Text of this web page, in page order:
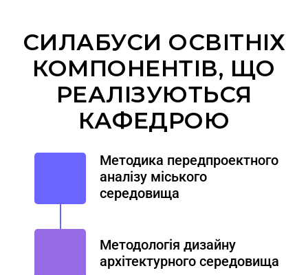
СИЛАБУСИ ОСВІТНІХ
КОМПОНЕНТІВ, ЩО
РЕАЛІЗУЮТЬСЯ
КАФЕДРОЮ
Методика передпроектного
аналізу міського
середовища
Методологія дизайну
архітектурного середовища